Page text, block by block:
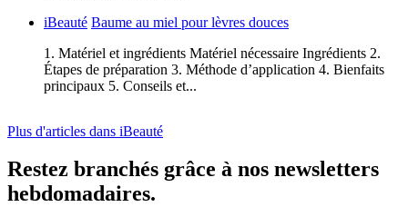
iBeauté Baume au miel pour lèvres douces
1. Matériel et ingrédients Matériel nécessaire Ingrédients 2.
Étapes de préparation 3. Méthode d’application 4. Bienfaits
principaux 5. Conseils et...
Plus d'articles dans iBeauté
Restez branchés grâce à nos newsletters
hebdomadaires.